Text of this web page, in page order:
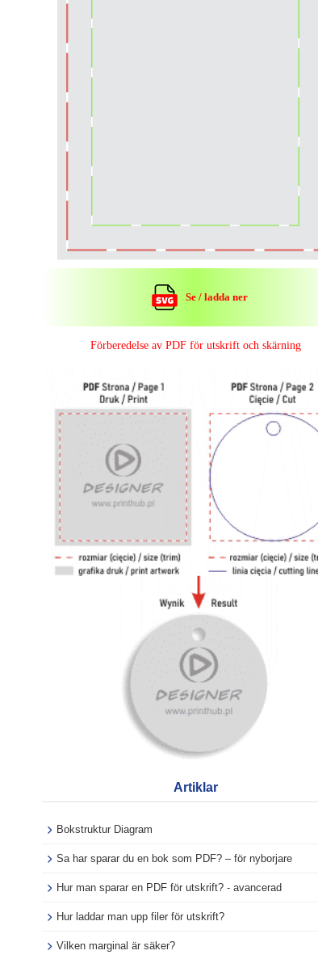
Se / ladda ner
Förberedelse av PDF för utskrift och skärning
Artiklar
Bokstruktur Diagram
Sa har sparar du en bok som PDF? – för nyborjare
Hur man sparar en PDF för utskrift? - avancerad
Hur laddar man upp filer för utskrift?
Vilken marginal är säker?